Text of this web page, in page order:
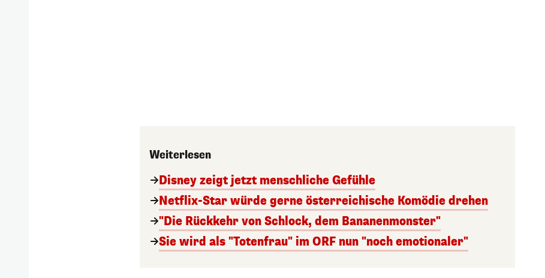
Weiterlesen
Disney zeigt jetzt menschliche Gefühle
Netflix-Star würde gerne österreichische Komödie drehen
"Die Rückkehr von Schlock, dem Bananenmonster"
Sie wird als "Totenfrau" im ORF nun "noch emotionaler"